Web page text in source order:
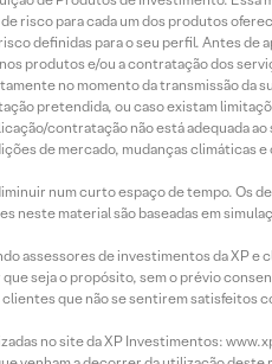
risco para cada um dos produtos
definidas para o seu perfil. Antes
produtos e/ou a contratação dos
no momento da transmissão da
pretendida, ou caso existam
contratação não está adequada
de mercado, mudanças climáticas
num curto espaço de tempo. Os
material são baseadas em
assessores de investimentos da XP e
seja o propósito, sem o prévio
que não se sentirem satisfeitos
no site da XP Investimentos: